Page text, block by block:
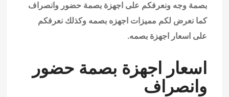
بصمة وجه ونعرفكم على اجهزة بصمة حضور وانصراف
كما نعرض لكم مميزات اجهزه بصمه وكذلك نعرفكم
على اسعار اجهزة بصمه.
اسعار اجهزة بصمة حضور
وانصراف